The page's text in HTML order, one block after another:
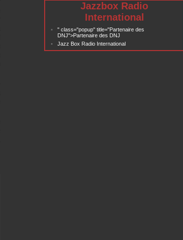
Jazzbox Radio
International
" class="popup" title="Partenaire des
DNJ">Partenaire des DNJ
Jazz Box Radio International